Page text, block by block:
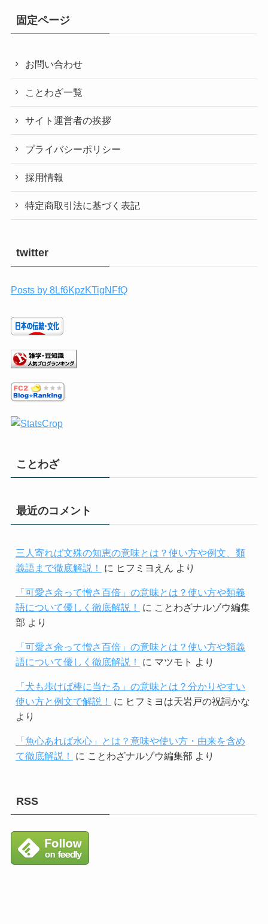
固定ページ
お問い合わせ
ことわざ一覧
サイト運営者の挨拶
プライバシーポリシー
採用情報
特定商取引法に基づく表記
twitter
Posts by 8Lf6KpzKTigNFfQ
ことわざ
最近のコメント
三人寄れば文殊の知恵の意味とは？使い方や例文、類
義語まで徹底解説！
に ヒフミヨえん より
「可愛さ余って憎さ百倍」の意味とは？使い方や類義
語について優しく徹底解説！
に ことわざナルゾウ編集
部 より
「可愛さ余って憎さ百倍」の意味とは？使い方や類義
語について優しく徹底解説！
に マツモト より
「犬も歩けば棒に当たる」の意味とは？分かりやすい
使い方と例文で解説！
に ヒフミヨは天岩戸の祝詞かな
より
「魚心あれば水心」とは？意味や使い方・由来を含め
て徹底解説！
に ことわざナルゾウ編集部 より
RSS